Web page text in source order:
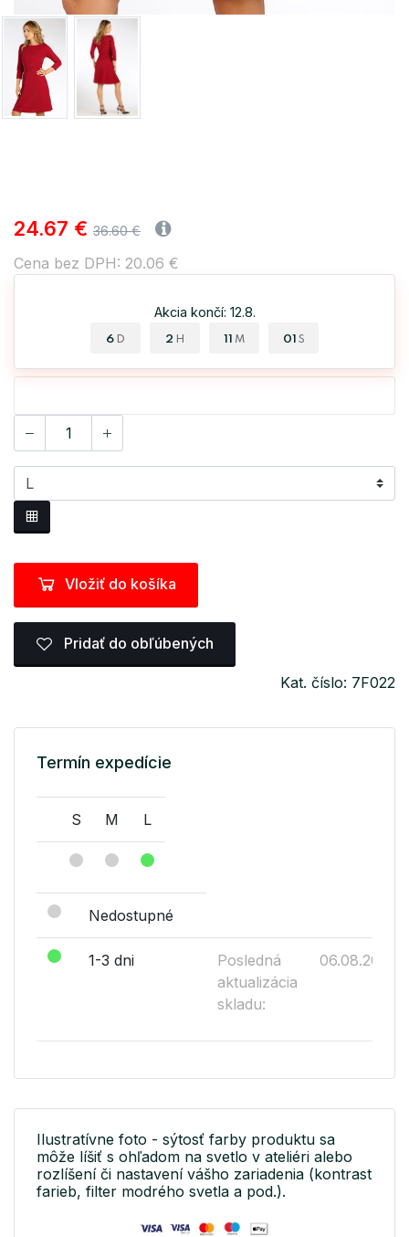
24.67 € 36.60 €
Cena bez DPH: 20.06 €
Akcia končí: 12.8.
6 D 2 H 11 M 00 S
Vložiť do košíka
Pridať do obľúbených
Kat. číslo: 7F022
Termín expedície
S M L
Nedostupné
1-3 dni
Posledná
aktualizácia
skladu:
06.08.2026
Ilustratívne foto - sýtosť farby produktu sa
môže líšiť s ohľadom na svetlo v ateliéri alebo
rozlíšení či nastavení vášho zariadenia (kontrast
farieb, filter modrého svetla a pod.).